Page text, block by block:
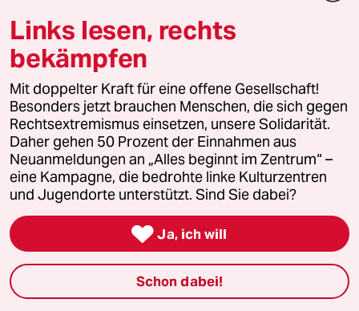
politischen Gegner nützt und politische
Probleme mit einer Änderung des politischen
Willens gelöst werden müssen wie es die
rotgrüne Regierung schließlich so erfolgreich
auf den Weg gebracht hat, dass sogar die
Schwarzen am Ende eingeknickt sind beim
Atomstrom und Energiewende. Wir müssen
Asylkritiker besser demokratisch einbinden, so
gut das eben geht, statt ausgrenzen und
Vigilatenjustiz gegen arme Menschen als
einzige Alternative der Ohnmacht zu lassen.
Und wir müssen eine nachhaltige Asylpolitik
bekommen, wo nicht lauter Unberechtigte
faktisch niemals abgeschoben werden.
Links lesen, rechts
bekämpfen
Mit doppelter Kraft für eine offene Gesellschaft!
Besonders jetzt brauchen Menschen, die sich gegen
Rechtsextremismus einsetzen, unsere Solidarität.
Daher gehen 50 Prozent der Einnahmen aus
Neuanmeldungen an „Alles beginnt im Zentrum“ –
eine Kampagne, die bedrohte linke Kulturzentren
und Jugendorte unterstützt. Sind Sie dabei?
 Ja, ich will
Schon dabei!